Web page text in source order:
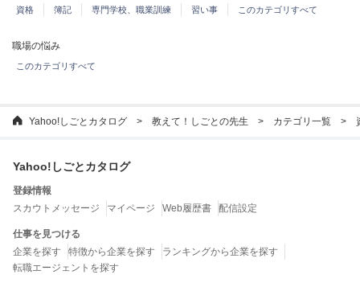
資格 簿記 専門学校、職業訓練 習い事 このカテゴリすべて
職場の悩み
このカテゴリすべて
Yahoo!しごとカタログ 教えて！しごとの先生 カテゴリ一覧
Yahoo!しごとカタログ
登録情報
スカウトメッセージ
マイページ Web履歴書 配信設定
仕事を見つける
企業を探す
特徴から企業を探す
ランキングから企業を探す
転職エージェントを探す